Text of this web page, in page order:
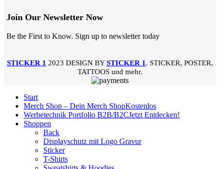
Join Our Newsletter Now
Be the First to Know. Sign up to newsletter today
STICKER 1 2023 DESIGN BYSTICKER 1 . STICKER, POSTER,
TATTOOS und mehr.
Start
Merch Shop – Dein Merch ShopKostenlos
Werbetechnik Portfolio B2B/B2CJetzt Entdecken!
Shoppen
Back
Displayschutz mit Logo Gravur
Sticker
T-Shirts